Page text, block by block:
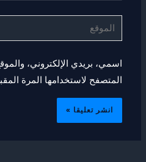
الموقع
اسمي، بريدي الإلكتروني،
المتصفح لاستخدامها المرة